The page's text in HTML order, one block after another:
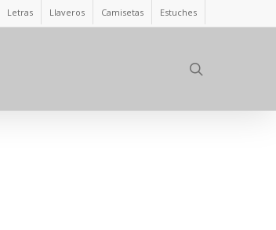
Letras Llaveros Camisetas Estuches